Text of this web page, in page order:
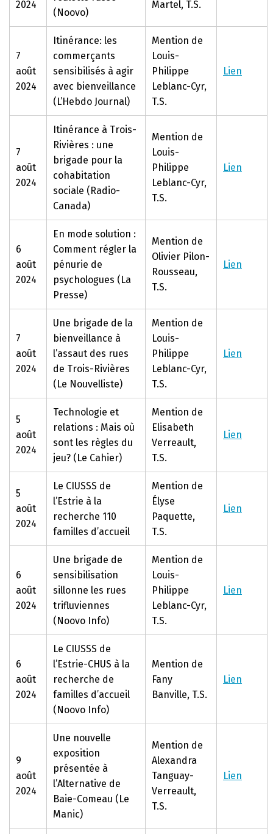
2024
(Noovo)
Martel, T.S.
7
août
2024
Itinérance: les
commerçants
sensibilisés à agir
avec bienveillance
(L’Hebdo Journal)
Mention de
Louis-
Philippe
Leblanc-Cyr,
T.S.
Lien
7
août
2024
Itinérance à Trois-
Rivières : une
brigade pour la
cohabitation
sociale (Radio-
Canada)
Mention de
Louis-
Philippe
Leblanc-Cyr,
T.S.
Lien
6
août
2024
En mode solution :
Comment régler la
pénurie de
psychologues (La
Presse)
Mention de
Olivier Pilon-
Rousseau,
T.S.
Lien
7
août
2024
Une brigade de la
bienveillance à
l’assaut des rues
de Trois-Rivières
(Le Nouvelliste)
Mention de
Louis-
Philippe
Leblanc-Cyr,
T.S.
Lien
5
août
2024
Technologie et
relations : Mais où
sont les règles du
jeu? (Le Cahier)
Mention de
Elisabeth
Verreault,
T.S.
Lien
5
août
2024
Le CIUSSS de
l’Estrie à la
recherche 110
familles d’accueil
Mention de
Élyse
Paquette,
T.S.
Lien
6
août
2024
Une brigade de
sensibilisation
sillonne les rues
trifluviennes
(Noovo Info)
Mention de
Louis-
Philippe
Leblanc-Cyr,
T.S.
Lien
6
août
2024
Le CIUSSS de
l’Estrie-CHUS à la
recherche de
familles d’accueil
(Noovo Info)
Mention de
Fany
Banville, T.S.
Lien
9
août
2024
Une nouvelle
exposition
présentée à
l’Alternative de
Baie-Comeau (Le
Manic)
Mention de
Alexandra
Tanguay-
Verreault,
T.S.
Lien